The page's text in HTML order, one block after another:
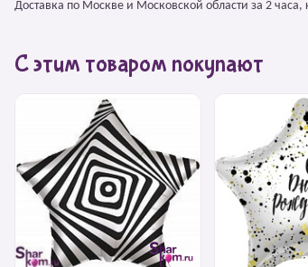
Доставка по Москве и Московской области за 2
С этим товаром покупают